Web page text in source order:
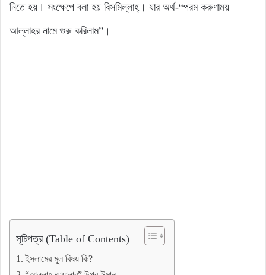
নিতে হয়। সংক্ষেপে বলা হয় বিসমিল্লাহ্‌। যার অর্থ-“পরম করুণাময়
আল্লাহর নামে শুরু করিলাম”।
সূচিপত্র (Table of Contents)
ইসলামের মূল বিষয় কি?